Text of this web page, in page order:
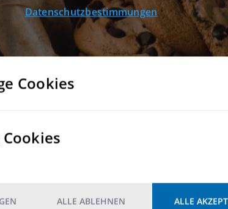
Datenschutzbestimmungen
Cookies
ALLE ABLEHNEN ALLE